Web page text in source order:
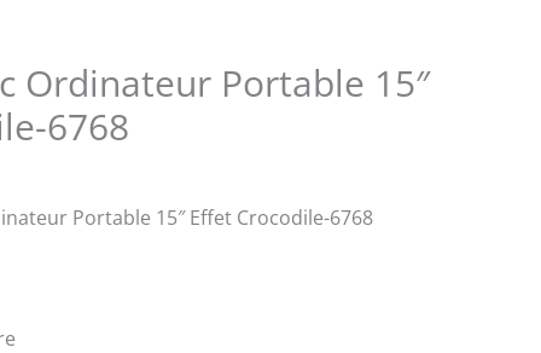
Ordinateur Portable 15″
6768
Portable 15″ Effet Crocodile-6768